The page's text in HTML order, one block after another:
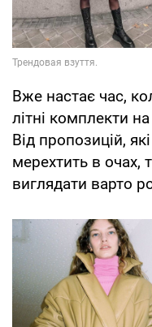
Вже настає час,
літні комплекти
Від пропозицій,
мерехтить в очах,
виглядати варто